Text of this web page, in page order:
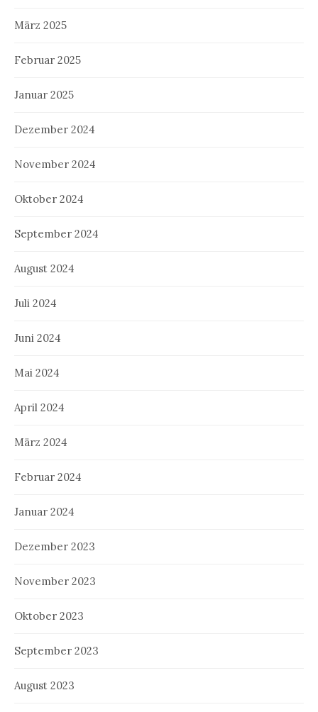
März 2025
Februar 2025
Januar 2025
Dezember 2024
November 2024
Oktober 2024
September 2024
August 2024
Juli 2024
Juni 2024
Mai 2024
April 2024
März 2024
Februar 2024
Januar 2024
Dezember 2023
November 2023
Oktober 2023
September 2023
August 2023